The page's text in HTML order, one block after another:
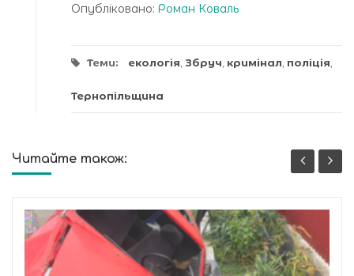
Опубліковано: Роман Коваль
Теми: екологія Збруч кримінал поліція
Тернопільщина
Читайте також: